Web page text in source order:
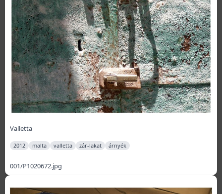
Valletta
2012 malta valletta zár-lakat árnyék
001/P1020672.jpg